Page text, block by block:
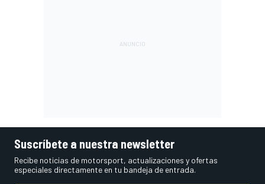
Suscríbete a nuestra newsletter
Recibe noticias de motorsport, actualizaciones y ofertas
especiales directamente en tu bandeja de entrada.